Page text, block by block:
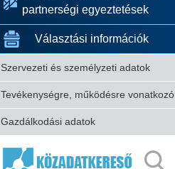
partnerségi egyeztetések
Választási információk
Szervezeti és személyzeti adatok
Tevékenységre, működésre vonatkozó
Gazdálkodási adatok